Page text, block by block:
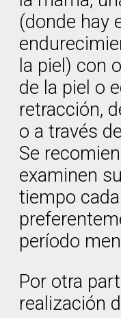
(donde hay
la piel) con
de la piel o
retracción,
o a través
Se
examinen
tiempo
período
Por otra
realización